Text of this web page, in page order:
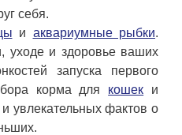
себя.
и аквариумные рыбки.
уходе и здоровье ваших
запуска первого
корма для кошек и
увлекательных фактов о